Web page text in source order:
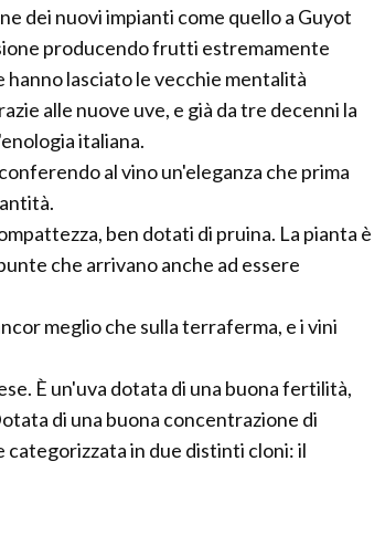
dei nuovi impianti come quello a Guyot
producendo frutti estremamente
lasciato le vecchie mentalità
alle nuove uve, e già da tre decenni la
italiana.
al vino un'eleganza che prima
ben dotati di pruina. La pianta è
che arrivano anche ad essere
meglio che sulla terraferma, e i vini
È un'uva dotata di una buona fertilità,
di una buona concentrazione di
categorizzata in due distinti cloni: il